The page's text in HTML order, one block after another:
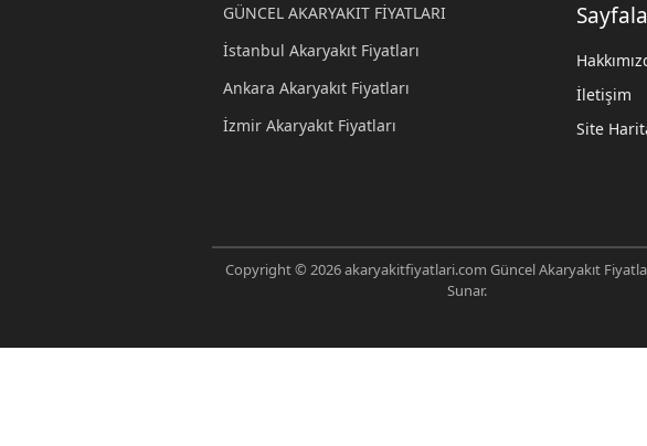
GÜNCEL AKARYAKIT FİYATLARI
İstanbul Akaryakıt Fiyatları
Ankara Akaryakıt Fiyatları
İzmir Akaryakıt Fiyatları
İletişim
Site
Copyright © 2026 akaryakitfiyatlari.com Güncel Akaryakıt
Sunar.